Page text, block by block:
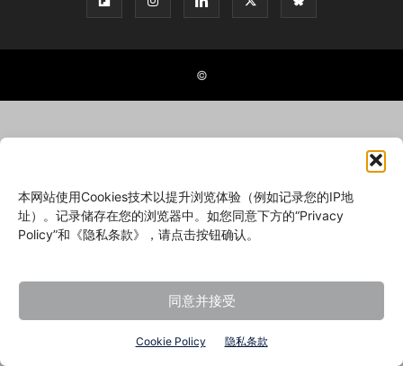
本网站使用Cookies技术以提升浏览体验（例如记录您的IP地
址）。记录储存在您的浏览器中。如您同意下方的“Privacy
Policy”和《隐私条款》，请点击按钮确认。
同意并接受
Cookie Policy 隐私条款
©